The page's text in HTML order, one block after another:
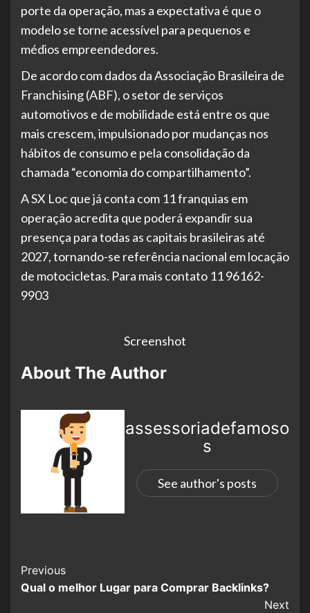
porte da operação, mas a expectativa é que o
modelo se torne acessível para pequenos e
médios empreendedores.
De acordo com dados da Associação Brasileira de
Franchising (ABF), o setor de serviços
automotivos e de mobilidade está entre os que
mais crescem, impulsionado por mudanças nos
hábitos de consumo e pela consolidação da
chamada “economia do compartilhamento”.
A SX Loc que já conta com 11 franquias em
operação acredita que poderá expandir sua
presença para todas as capitais brasileiras até
2027, tornando-se referência nacional em locação
de motocicletas. Para mais contato 11 96162-
9903
Screenshot
About The Author
assessoriadefamoso
s
See author's posts
Previous
Qual o melhor Lugar para Comprar Backlinks?
Next